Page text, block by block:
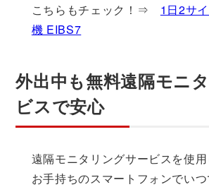
こちらもチェック！⇒ 1日2サ
機 EIBS7
外出中も無料遠隔モニ
ビスで安心
遠隔モニタリングサービスを使用
お手持ちのスマートフォンでい